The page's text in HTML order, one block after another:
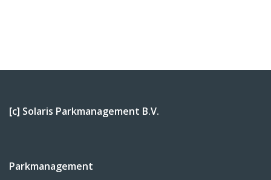
[c] Solaris Parkmanagement B.V.
Parkmanagement